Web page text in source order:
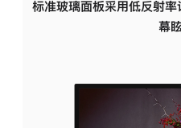
标准玻璃面板采用低反射率
幕